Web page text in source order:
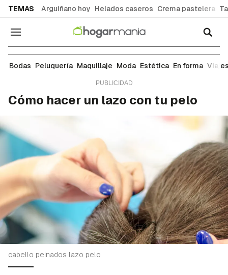
TEMAS Arguiñano hoy Helados caseros Crema pastelera
Navegación
Peluquería
Bodas Peluquería Maquillaje Moda Estética En forma
Cómo hacer un lazo con tu pelo
cabello peinados lazo pelo